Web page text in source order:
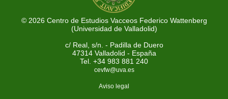
© 2026 Centro de Estudios Vacceos Federico Wattenberg
(Universidad de Valladolid)
c/ Real, s/n. - Padilla de Duero
47314 Valladolid - España
Tel. +34 983 881 240
cevfw@uva.es
Aviso legal